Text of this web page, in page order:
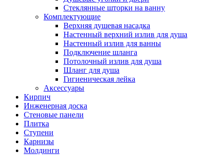
Стеклянные шторки на ванну
Комплектующие
Верхняя душевая насадка
Настенный верхний излив для душа
Настенный излив для ванны
Подключение шланга
Потолочный излив для душа
Шланг для душа
Гигиеническая лейка
Аксессуары
Кирпич
Инженерная доска
Стеновые панели
Плитка
Ступени
Карнизы
Молдинги